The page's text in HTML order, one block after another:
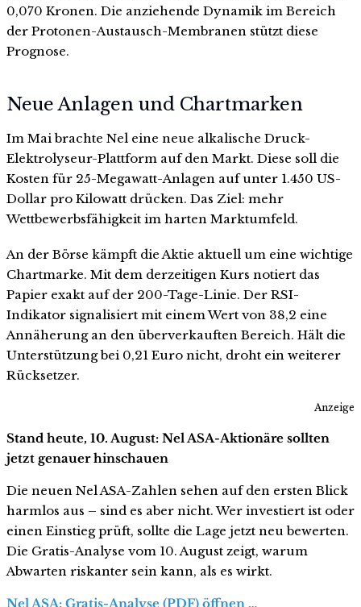
0,070 Kronen. Die anziehende Dynamik im Bereich
der Protonen-Austausch-Membranen stützt diese
Prognose.
Neue Anlagen und Chartmarken
Im Mai brachte Nel eine neue alkalische Druck-
Elektrolyseur-Plattform auf den Markt. Diese soll die
Kosten für 25-Megawatt-Anlagen auf unter 1.450 US-
Dollar pro Kilowatt drücken. Das Ziel: mehr
Wettbewerbsfähigkeit im harten Marktumfeld.
An der Börse kämpft die Aktie aktuell um eine wichtige
Chartmarke. Mit dem derzeitigen Kurs notiert das
Papier exakt auf der 200-Tage-Linie. Der RSI-
Indikator signalisiert mit einem Wert von 38,2 eine
Annäherung an den überverkauften Bereich. Hält die
Unterstützung bei 0,21 Euro nicht, droht ein weiterer
Rücksetzer.
Anzeige
Stand heute, 10. August: Nel ASA-Aktionäre sollten
jetzt genauer hinschauen
Die neuen Nel ASA-Zahlen sehen auf den ersten Blick
harmlos aus – sind es aber nicht. Wer investiert ist oder
einen Einstieg prüft, sollte die Lage jetzt neu bewerten.
Die Gratis-Analyse vom 10. August zeigt, warum
Abwarten riskanter sein kann, als es wirkt.
Nel ASA: Gratis-Analyse (PDF) öffnen …